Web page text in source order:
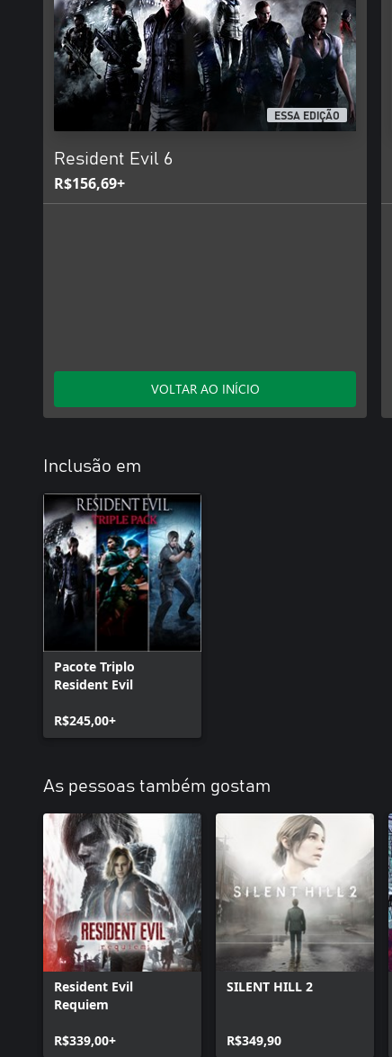
ESSA EDIÇÃO
Resident Evil 6
R$156,69+
VOLTAR AO INÍCIO
Inclusão em
Pacote Triplo
Resident Evil
R$245,00+
As pessoas também gostam
Resident Evil
Requiem
R$339,00+
SILENT HILL 2
R$349,90